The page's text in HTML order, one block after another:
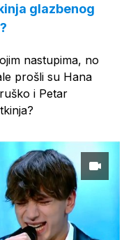
glazbenog
nastupima, no
prošli su Hana
i Petar